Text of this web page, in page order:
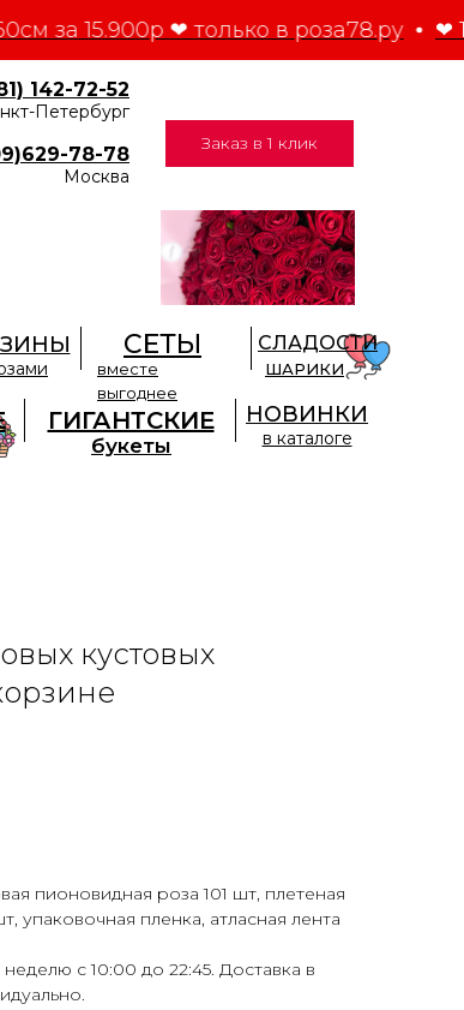
за 15.900р ❤ только в роза78.ру ❤
142-72-52
Петербург
78-78
Москва
Заказ в 1 клик
ГИГАНТСКИЕ
букеты
НОВИНКИ
в каталоге
СЛАДОСТИ
ШАРИКИ
СЕТЫ
вместе
выгоднее
кустовых
пионовидная роза 101 шт, плетеная
упаковочная пленка, атласная лента
с 10:00 до 22:45. Доставка в